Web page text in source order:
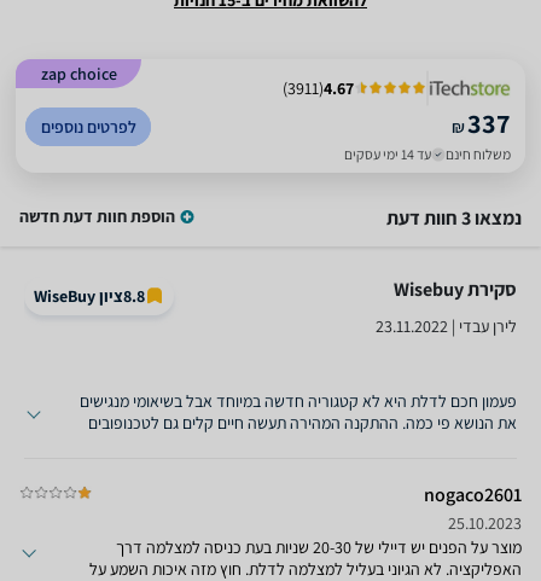
zap choice
4.67
(
3911
)
₪337
משלוח חינם עד 14 ימי עסקים
לפרטים נוספים
נמצאו 3 חוות דעת הוספת חוות דעת חדשה
סקירת Wisebuy ‏
לירן עבדי | 23.11.2022
8.8ציון WiseBuy
פעמון חכם לדלת היא לא קטגוריה חדשה במיוחד אבל בשיאומי מנגישים
את הנושא פי כמה. ההתקנה המהירה תעשה חיים קלים גם לטכנופובים
שמתעכבת מול הדלת, פעמון מרעיד וסוללה שנדרש להטעין כל חודשיים
– ולא כל 4 חודשים, כהבטחת היצרנית. י...
nogaco2601
25.10.2023
מוצר על הפנים יש דיילי של 20-30 שניות בעת כניסה למצלמה דרך
האפליקציה. לא הגיוני בעליל למצלמה לדלת. חוץ מזה איכות השמע על